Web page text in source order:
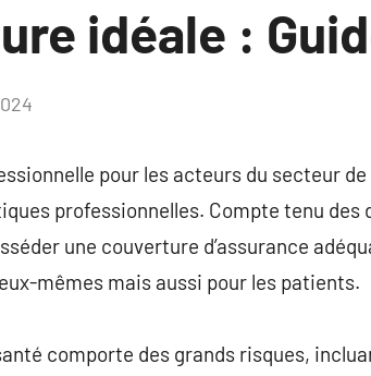
idéale :
pour les acteurs du secteur
professionnelles. Compte tenu des
une couverture d’assurance
mêmes mais aussi pour les patients.
comporte des grands risques,